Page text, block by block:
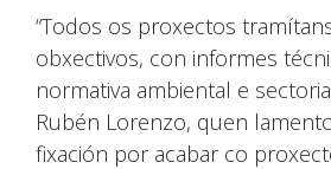
“Todos os proxectos
obxectivos, con informes
normativa ambiental e
Rubén Lorenzo, quen
fixación por acabar co